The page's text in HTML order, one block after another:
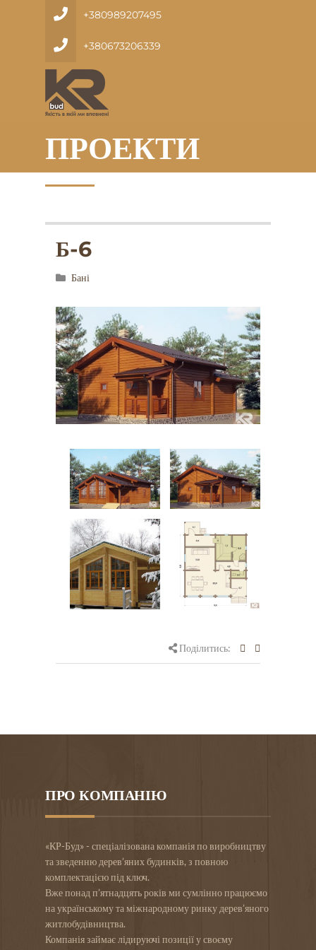
+380989207495
+380673206339
ПРОЕКТИ
Б-6
Бані
Поділитись:
ПРО КОМПАНІЮ
«КР-Буд» - спеціалізована компанія по виробництву
та зведенню дерев’яних будинків, з повною
комплектацією під ключ.
Вже понад п’ятнадцять років ми сумлінно працюємо
на українському та міжнародному ринку дерев’яного
житлобудівництва.
Компанія займає лідируючі позиції у своєму